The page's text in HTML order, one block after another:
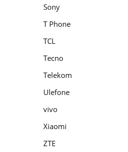
Sony
T Phone
TCL
Tecno
Telekom
Ulefone
vivo
Xiaomi
ZTE